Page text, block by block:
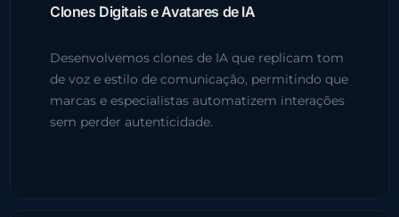
Clones Digitais e Avatares de IA
Desenvolvemos clones de IA que replicam tom
de voz e estilo de comunicação, permitindo que
marcas e especialistas automatizem interações
sem perder autenticidade.